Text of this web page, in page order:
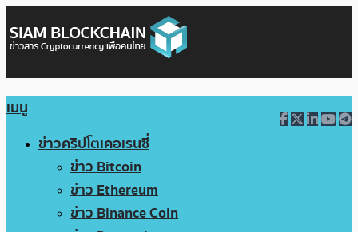
เมนู
ข่าวคริปโตเคอเรนซี่
ข่าว Bitcoin
ข่าว Ethereum
ข่าว Binance Coin